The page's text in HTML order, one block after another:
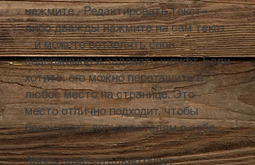
нажмите «Редактировать текст»
либо дважды нажмите на сам текст
– и можете вставлять свое
содержимое и задавать шрифт. Если
хотите, его можно перетащить в
любое место на странице. Это
место отлично подходит, чтобы
рассказать пользователям о себе.
Здесь замечательно будет